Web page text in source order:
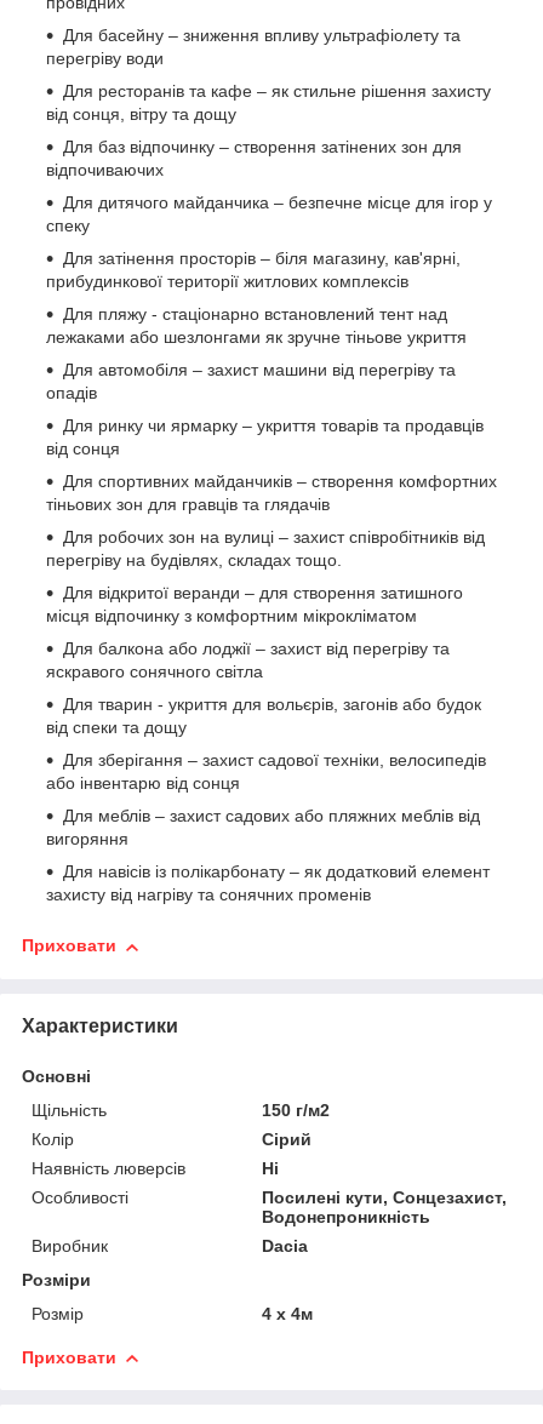
Для басейну – зниження впливу ультрафіолету та
перегріву води
Для ресторанів та кафе – як стильне рішення захисту
від сонця, вітру та дощу
Для баз відпочинку – створення затінених зон для
відпочиваючих
Для дитячого майданчика – безпечне місце для ігор у
спеку
Для затінення просторів – біля магазину, кав'ярні,
прибудинкової території житлових комплексів
Для пляжу - стаціонарно встановлений тент над
лежаками або шезлонгами як зручне тіньове укриття
Для автомобіля – захист машини від перегріву та
опадів
Для ринку чи ярмарку – укриття товарів та продавців
від сонця
Для спортивних майданчиків – створення комфортних
тіньових зон для гравців та глядачів
Для робочих зон на вулиці – захист співробітників від
перегріву на будівлях, складах тощо.
Для відкритої веранди – для створення затишного
місця відпочинку з комфортним мікрокліматом
Для балкона або лоджії – захист від перегріву та
яскравого сонячного світла
Для тварин - укриття для вольєрів, загонів або будок
від спеки та дощу
Для зберігання – захист садової техніки, велосипедів
або інвентарю від сонця
Для меблів – захист садових або пляжних меблів від
вигоряння
Для навісів із полікарбонату – як додатковий елемент
захисту від нагріву та сонячних променів
Приховати
Характеристики
Основні
Щільність
150 г/м2
Колір
Сірий
Наявність люверсів
Ні
Особливості
Посилені кути, Сонцезахист,
Водонепроникність
Виробник
Dacia
Розміри
Розмір
4 х 4м
Приховати